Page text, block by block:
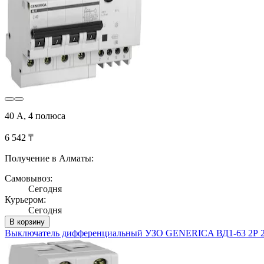
40 А, 4 полюса
6 542 ₸
Получение в Алматы:
Самовывоз:
Сегодня
Курьером:
Сегодня
В корзину
Выключатель дифференциальный УЗО GENERICA ВД1-63 2Р